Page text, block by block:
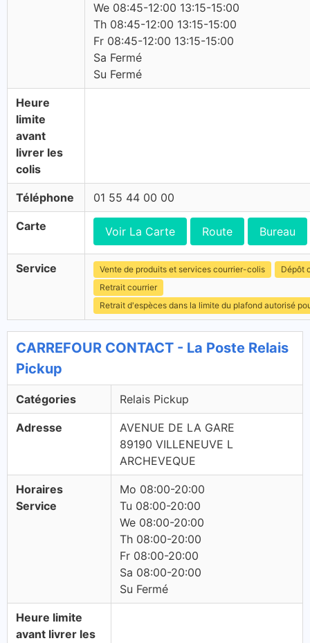
We 08:45-12:00 13:15-15:00
Th 08:45-12:00 13:15-15:00
Fr 08:45-12:00 13:15-15:00
Sa Fermé
Su Fermé
Heure
limite
avant
livrer les
colis
Téléphone 01 55 44 00 00
Carte Voir La Carte Route Bureau
Service Vente de produits et services courrier-colis
Dépôt
Retrait courrier
Retrait d'espèces dans la limite du plafond autorisé
CARREFOUR CONTACT - La Poste Relais
Pickup
Catégories Relais Pickup
Adresse
AVENUE DE LA GARE
89190 VILLENEUVE L
ARCHEVEQUE
Horaires
Service
Mo 08:00-20:00
Tu 08:00-20:00
We 08:00-20:00
Th 08:00-20:00
Fr 08:00-20:00
Sa 08:00-20:00
Su Fermé
Heure limite
avant livrer les